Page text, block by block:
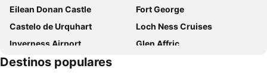
Eilean Donan Castle
Fort George
Castelo de Urquhart
Loch Ness Cruises
Inverness Airport
Glen Affric
Original Loch Ness Monster Visitor Centre
Destinos populares